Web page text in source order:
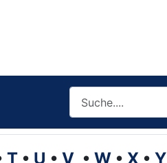
T • U • V • W • X • Y